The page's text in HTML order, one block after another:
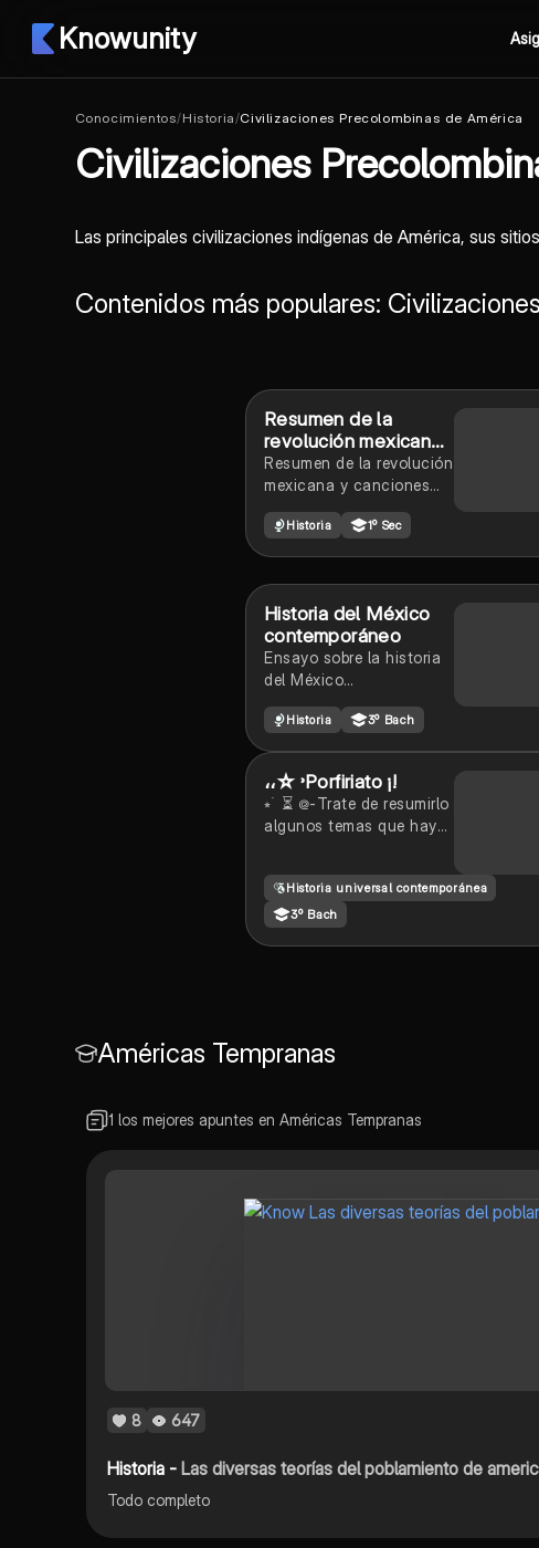
Knowunity
Conocimientos/Historia/Civilizaciones Precolombinas de América
Civilizaciones
Las principales civilizaciones indígenas de América, sus
Contenidos más populares:
Resumen de la
revolución mexicana
y canciones
revolucionarias
Resumen de la revolución
mexicana y canciones
sucu_historia
Historia 1º Sec
Historia del México
contemporáneo
Ensayo sobre la historia
del México
tablas, imágenes y
organizadores gráficos
Historia 3º Bach
،،☆ ˒Porfiriato ¡!
⭒ ࣪ ⏳️ ᪤-Trate de resumirlo
algunos temas que hay
, Oposición, La huelga de
Cananea, Huelga del Río
Historia universal contemporánea
3º Bach
Américas Tempranas
1 los mejores apuntes en Américas Tempranas
8 647
Historia -Las diversas teorías del poblamiento de
Todo completo